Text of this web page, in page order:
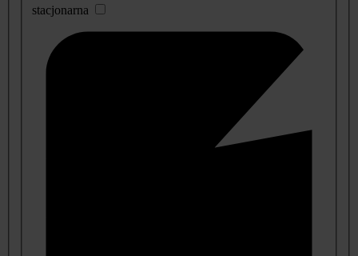
stacjonarna